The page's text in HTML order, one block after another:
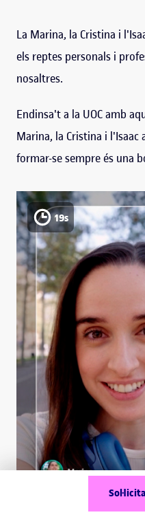
La Marina, la Cristina i
els reptes personals i
nosaltres.
Endinsa't a la UOC amb
Marina, la Cristina i
formar-se sempre és una
19s